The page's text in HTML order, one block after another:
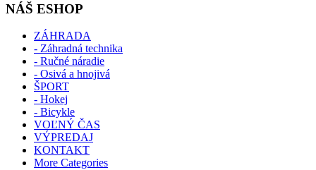
NÁŠ ESHOP
ZÁHRADA
- Záhradná technika
- Ručné náradie
- Osivá a hnojivá
ŠPORT
- Hokej
- Bicykle
VOĽNÝ ČAS
VÝPREDAJ
KONTAKT
More Categories